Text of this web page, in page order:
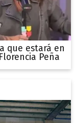
que estará en
Peña